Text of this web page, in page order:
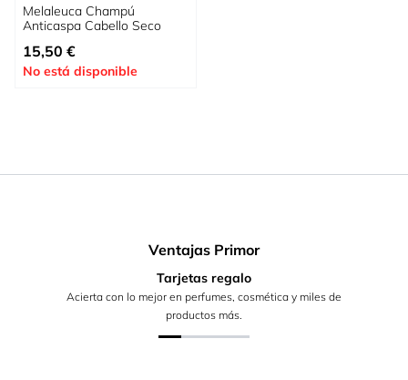
Melaleuca Champú
Anticaspa Cabello Seco
15,50 €
No está disponible
Ventajas Primor
Tarjetas regalo
Acierta con lo mejor en perfumes, cosmética y miles de
productos más.